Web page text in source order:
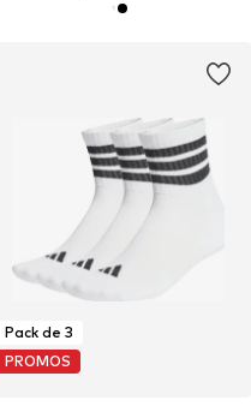
Pack de 3
PROMOS